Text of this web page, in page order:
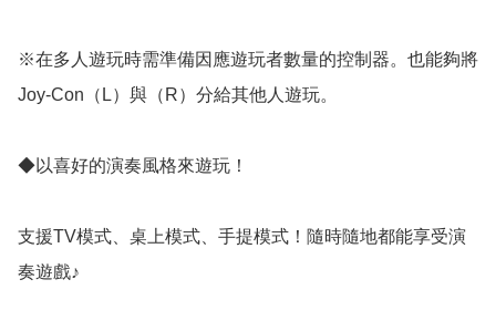
※在多人遊玩時需準備因應遊玩者數量的控制器。也能夠將
Joy-Con（L）與（R）分給其他人遊玩。
◆以喜好的演奏風格來遊玩！
支援TV模式、桌上模式、手提模式！隨時隨地都能享受演
奏遊戲♪